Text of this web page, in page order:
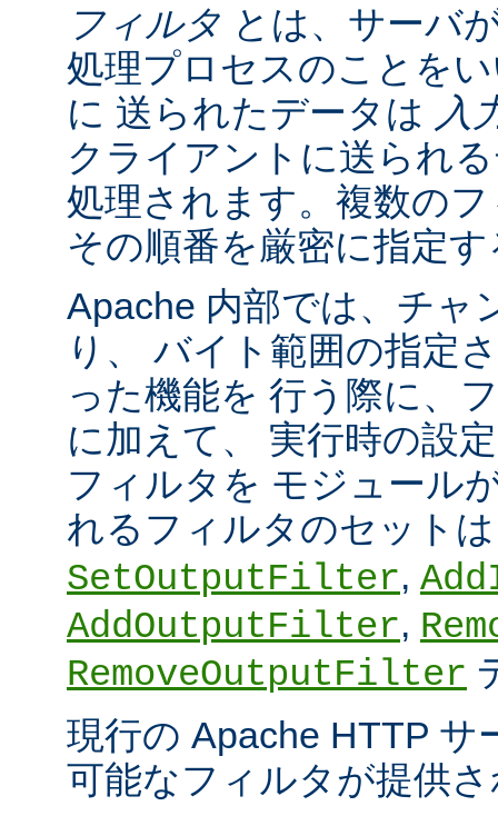
フィルタ とは、サーバ
処理プロセスのことを
に 送られたデータは 入
クライアントに送られ
処理されます。複数の
その順番を厳密に指定
Apache 内部では、チャ
り、 バイト範囲の指定
った機能を 行う際に、
に加えて、 実行時の設
フィルタを モジュール
れるフィルタのセット
SetOutputFilter,
AddOutputFilter,
RemoveOutputFilter
現行の Apache HTTP サ
可能なフィルタが提供